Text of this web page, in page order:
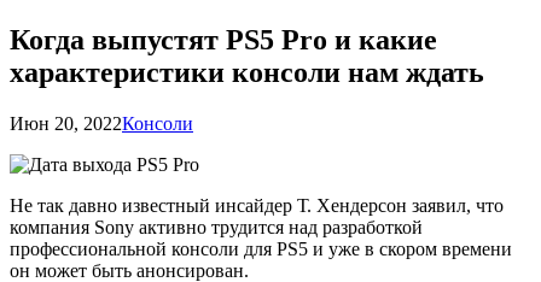
Когда выпустят PS5 Pro и какие
характеристики консоли нам ждать
Июн 20, 2022Консоли
Не так давно известный инсайдер Т. Хендерсон заявил, что
компания Sony активно трудится над разработкой
профессиональной консоли для PS5 и уже в скором времени
он может быть анонсирован.